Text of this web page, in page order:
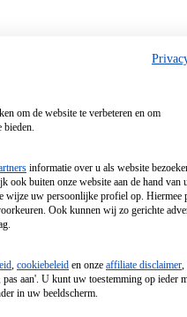
om de website te verbeteren en om
bieden.
informatie over u als website
ook buiten onze website aan de hand van
uw persoonlijke profiel op. Hiermee
Ook kunnen wij zo gerichte
, cookiebeleid en onze affiliate disclaimer,
aan'. U kunt uw toestemming op ieder
in uw beeldscherm.